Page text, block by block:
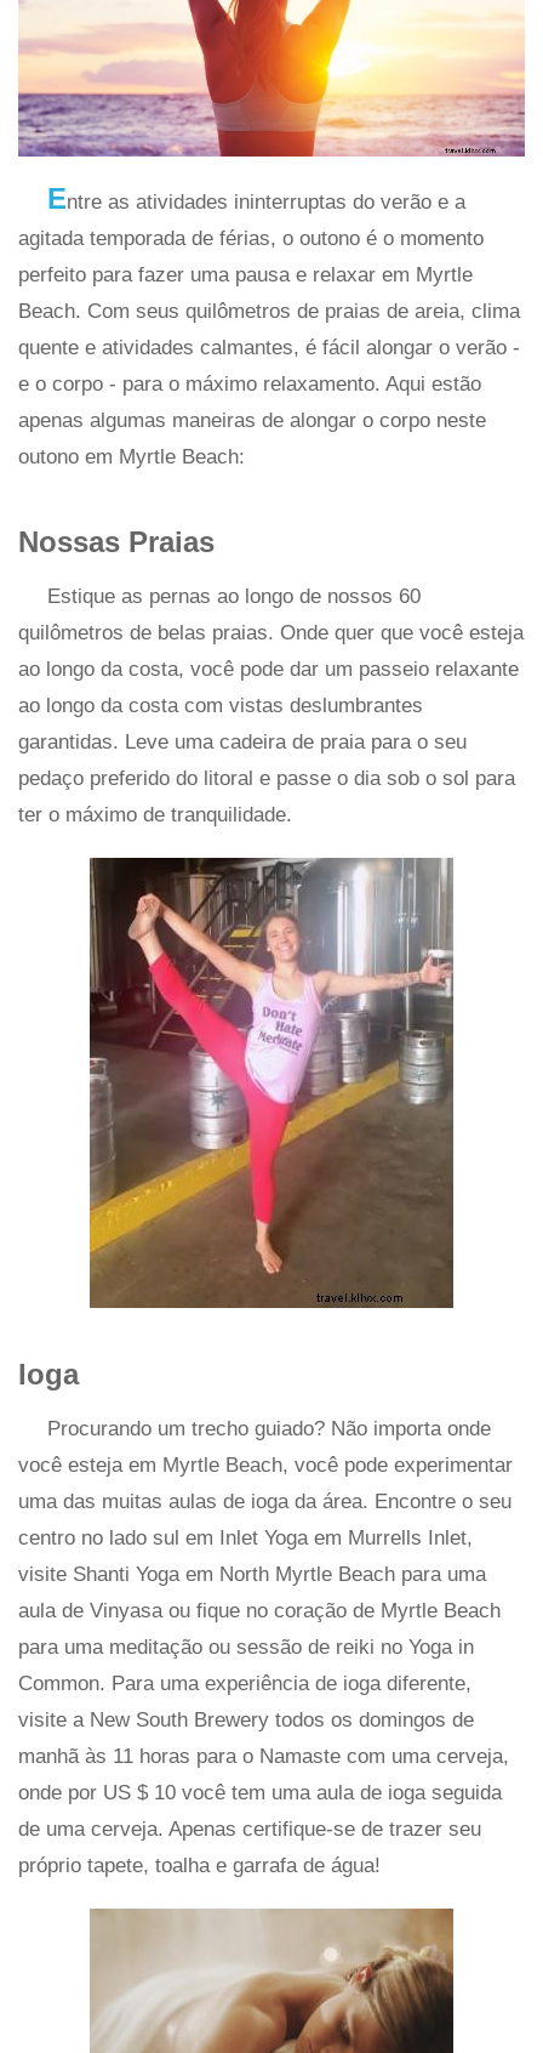
Entre as atividades ininterruptas do verão e a
agitada temporada de férias, o outono é o momento
perfeito para fazer uma pausa e relaxar em Myrtle
Beach. Com seus quilômetros de praias de areia, clima
quente e atividades calmantes, é fácil alongar o verão -
e o corpo - para o máximo relaxamento. Aqui estão
apenas algumas maneiras de alongar o corpo neste
outono em Myrtle Beach:
Nossas Praias
Estique as pernas ao longo de nossos 60
quilômetros de belas praias. Onde quer que você esteja
ao longo da costa, você pode dar um passeio relaxante
ao longo da costa com vistas deslumbrantes
garantidas. Leve uma cadeira de praia para o seu
pedaço preferido do litoral e passe o dia sob o sol para
ter o máximo de tranquilidade.
Ioga
Procurando um trecho guiado? Não importa onde
você esteja em Myrtle Beach, você pode experimentar
uma das muitas aulas de ioga da área. Encontre o seu
centro no lado sul em Inlet Yoga em Murrells Inlet,
visite Shanti Yoga em North Myrtle Beach para uma
aula de Vinyasa ou fique no coração de Myrtle Beach
para uma meditação ou sessão de reiki no Yoga in
Common. Para uma experiência de ioga diferente,
visite a New South Brewery todos os domingos de
manhã às 11 horas para o Namaste com uma cerveja,
onde por US $ 10 você tem uma aula de ioga seguida
de uma cerveja. Apenas certifique-se de trazer seu
próprio tapete, toalha e garrafa de água!